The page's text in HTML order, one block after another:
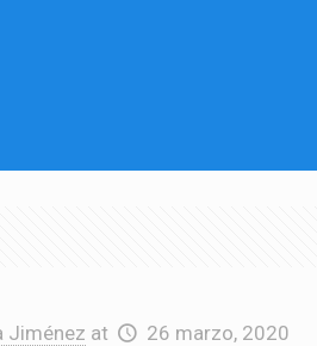
Jiménez at 26 marzo, 2020